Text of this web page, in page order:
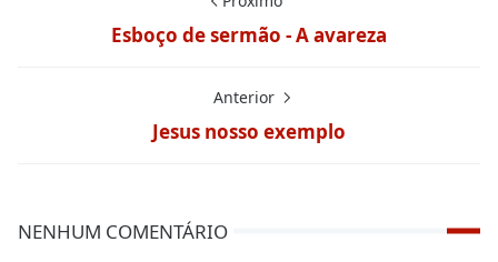
Esboço de sermão - A avareza
Anterior
Jesus nosso exemplo
NENHUM COMENTÁRIO